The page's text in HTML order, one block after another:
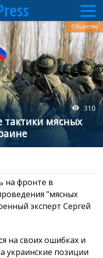
310
тактики мясных
Общество
на фронте в
"мясных
эксперт Сергей
на своих ошибках и
украинские позиции